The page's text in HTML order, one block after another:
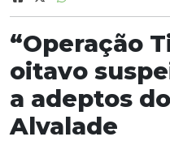
“Operação
oitavo
a adeptos
Alvalade